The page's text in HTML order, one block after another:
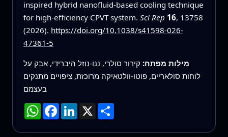
inspired hybrid nanofluid-based cooling technique
for high-efficiency CPVT system. Sci Rep 16, 13758
(2026). https://doi.org/10.1038/s41598-026-
47361-5
מילות מפתח: קירור סולרי, ננו-נוזל היברידי, אבק על
לוחות סולאריים, פוטו-וולטאיקה מרוכזת, ציפויים מתנקים
בעצמם
WhatsApp
Facebook
LinkedIn
X שתף